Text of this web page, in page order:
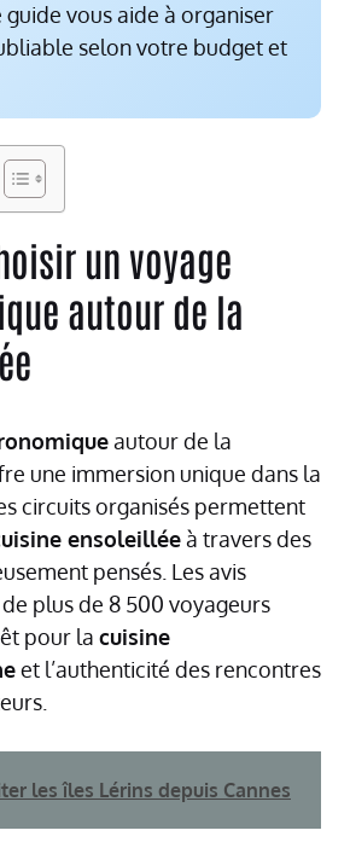
guide vous aide à organiser
selon votre budget et
un voyage
autour de la
autour de la
une immersion unique dans la
circuits organisés permettent
ensoleilléeà travers des
pensés. Les avis
plus de 8 500 voyageurs
pour la cuisine
et l’authenticité des rencontres
les îles Lérins depuis Cannes